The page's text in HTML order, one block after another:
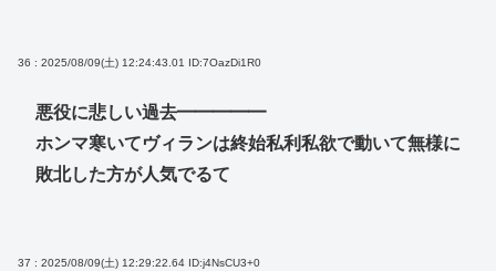
36 : 2025/08/09(土) 12:24:43.01 ID:7OazDi1R0
悪役に悲しい過去━━━━━
ホンマ寒いてヴィランは終始私利私欲で動いて無様に
敗北した方が人気でるて
37 : 2025/08/09(土) 12:29:22.64 ID:j4NsCU3+0